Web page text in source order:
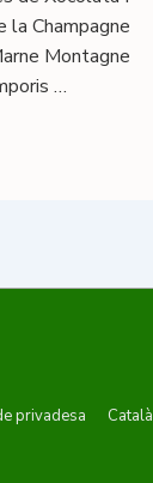
la Champagne
Montagne
…
privadesa Català